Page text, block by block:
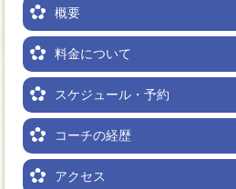
概要
料金について
スケジュール・予約
コーチの経歴
アクセス